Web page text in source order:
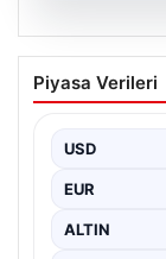
05.08.2026
Mauro
yollarını
gündemdeki
Piyasa Verileri
USD
EUR
ALTIN